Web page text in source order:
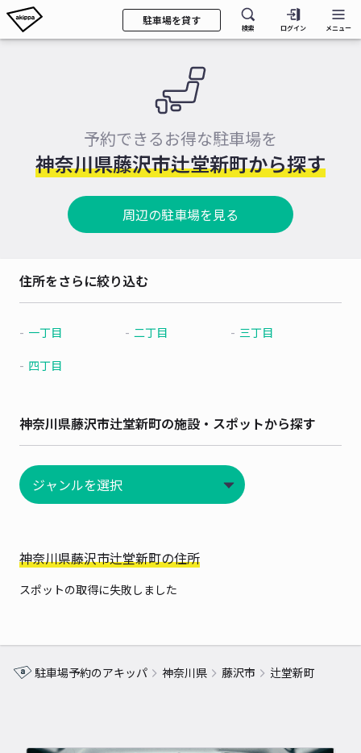
駐車場を貸す
検索 ログイン メニュー
予約できるお得な駐車場を
神奈川県藤沢市辻堂新町から探す
周辺の駐車場を見る
住所をさらに絞り込む
一丁目 二丁目 三丁目
四丁目
神奈川県藤沢市辻堂新町の施設・スポットから探す
神奈川県藤沢市辻堂新町の住所
スポットの取得に失敗しました
駐車場予約のアキッパ 神奈川県 藤沢市 辻堂新町